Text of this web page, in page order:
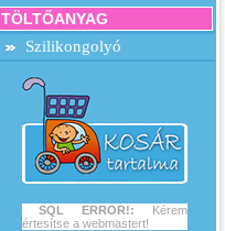
TÖLTŐANYAG
Szilikongolyó
SQL ERROR!:
Kérem
értesítse a webmastert!